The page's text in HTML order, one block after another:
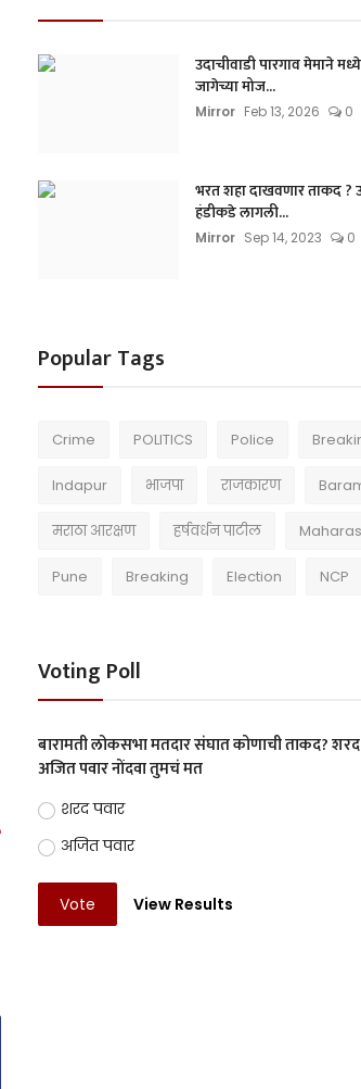
उदाचीवाडी पारगाव मेमाने
जागेच्या मोज...
Mirror Feb 13, 2026 0
भरत शहा दाखवणार ताकद ?
हंडीकडे लागली...
Mirror Sep 14, 2023 0
Popular Tags
Crime POLITICS Police
Indapur भाजपा राजकारण
मराठा आरक्षण हर्षवर्धन पाटील
Pune Breaking Election NCP
Voting Poll
बारामती लोकसभा मतदार संघात कोणाची ताकद?
अजित पवार नोंदवा तुमचं मत
शरद पवार
अजित पवार
Vote View Results